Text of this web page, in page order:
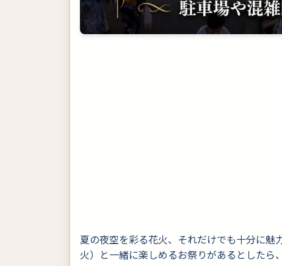
夏の夜空を彩る花火、それだけでも十分に魅
火）と一緒に楽しめるお祭りがあるとしたら